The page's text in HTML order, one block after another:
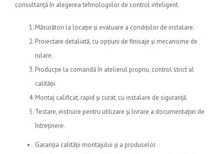
consultanță în alegerea tehnologiilor de control inteligent.
Măsurători la locație și evaluare a condițiilor de instalare.
Proiectare detaliată, cu opțiuni de finisaje și mecanisme de
rulare.
Producție la comandă în atelierul propriu, control strict al
calității.
Montaj calificat, rapid și curat, cu instalare de siguranță.
Testare, instruire pentru utilizare și livrare a documentației de
întreținere.
Garanția calității montajului și a produselor.